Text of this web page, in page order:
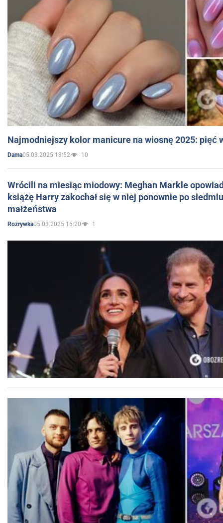
Najmodniejszy kolor manicure na wiosnę 2025: pięć
Dama05.03.2025 18:52 10
Wrócili na miesiąc miodowy: Meghan Markle
książę Harry zakochał się w niej ponownie po
małżeństwa
Rozrywka05.03.2025 16:20 1